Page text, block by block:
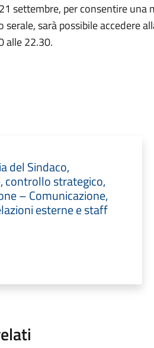
settembre, per consentire una
sarà possibile accedere
alle 22.30.
del Sindaco,
controllo strategico,
– Comunicazione,
esterne e staff